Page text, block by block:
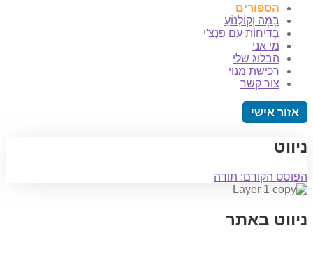
הַסִּפּוּרִים
בָּמָה וְקוֹלְנוֹעַ
בְּדִיחוֹת עִם פַּנְצִ'י
מי אני
הבלוג שלי
רכישת מנוי
צור קשר
אזור אישי
ניווט
הפוסט הקודם: תודה
ניווט באתר